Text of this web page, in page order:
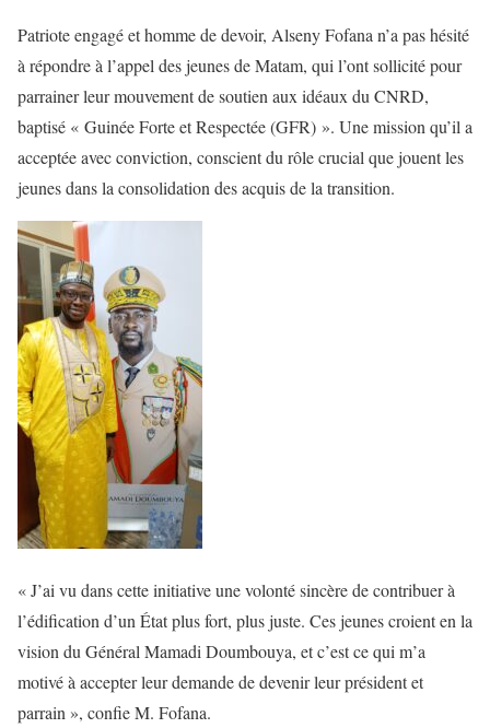
Patriote engagé et homme de devoir, Alseny Fofana n’a pas hésité
à répondre à l’appel des jeunes de Matam, qui l’ont sollicité pour
parrainer leur mouvement de soutien aux idéaux du CNRD,
baptisé « Guinée Forte et Respectée (GFR) ». Une mission qu’il a
acceptée avec conviction, conscient du rôle crucial que jouent les
jeunes dans la consolidation des acquis de la transition.
« J’ai vu dans cette initiative une volonté sincère de contribuer à
l’édification d’un État plus fort, plus juste. Ces jeunes croient en la
vision du Général Mamadi Doumbouya, et c’est ce qui m’a
motivé à accepter leur demande de devenir leur président et
parrain », confie M. Fofana.